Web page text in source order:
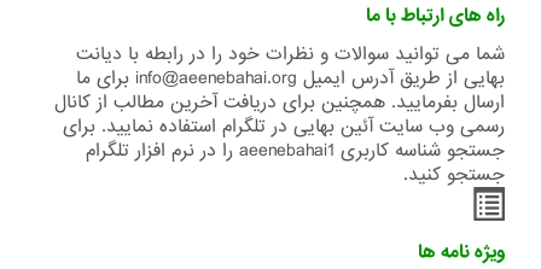
راه های ارتباط با ما
شما می توانید سوالات و نظرات خود را در رابطه با دیانت
بهایی از طریق آدرس ایمیل info@aeenebahai.org برای ما
ارسال بفرمایید. همچنین برای دریافت آخرین مطالب از کانال
رسمی وب سایت آئین بهایی در تلگرام استفاده نمایید. برای
جستجو شناسه کاربری aeenebahai1 را در نرم افزار تلگرام
جستجو کنید.
ویژه نامه ها